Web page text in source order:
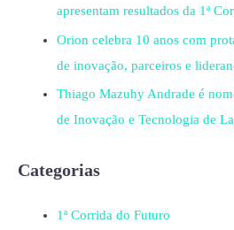
apresentam resultados da 1ª
Orion celebra 10 anos com
de inovação, parceiros e
Thiago Mazuhy Andrade é
de Inovação e Tecnologia de
Categorias
1ª Corrida do Futuro